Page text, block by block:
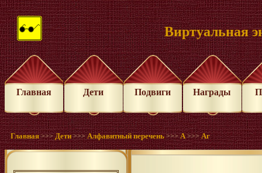
Виртуальная
Главная Дети Подвиги Награды
Главная >>>Дети >>>Алфавитный перечень >>>А >>>Аг